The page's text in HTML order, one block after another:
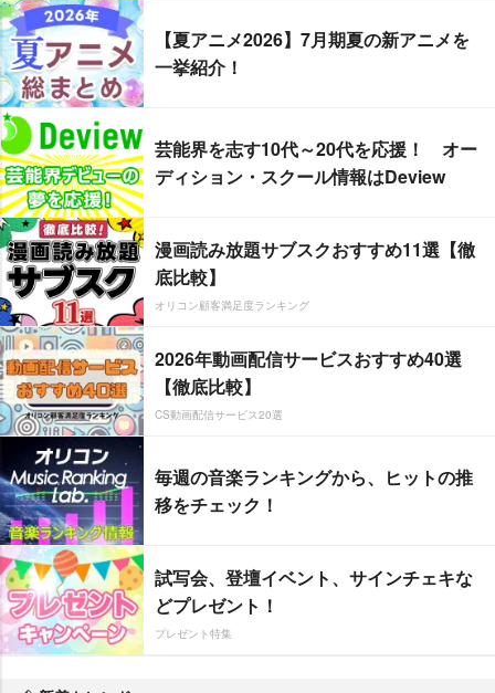
【夏アニメ2026】7月期夏の新アニメを
一挙紹介！
芸能界を志す10代～20代を応援！ オー
ディション・スクール情報はDeview
漫画読み放題サブスクおすすめ11選【徹
底比較】
オリコン顧客満足度ランキング
2026年動画配信サービスおすすめ40選
【徹底比較】
CS動画配信サービス20選
毎週の音楽ランキングから、ヒットの推
移をチェック！
試写会、登壇イベント、サインチェキな
どプレゼント！
プレゼント特集